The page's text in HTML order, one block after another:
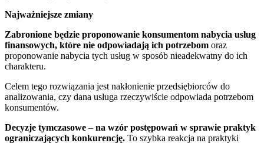
Najważniejsze zmiany
Zabronione będzie proponowanie konsumentom nabycia usług
finansowych, które nie odpowiadają ich potrzebom oraz
proponowanie nabycia tych usług w sposób nieadekwatny do ich
charakteru.
Celem tego rozwiązania jest nakłonienie przedsiębiorców do
analizowania, czy dana usługa rzeczywiście odpowiada potrzebom
konsumentów.
Decyzje tymczasowe – na wzór postępowań w sprawie praktyk
ograniczających konkurencję. To szybka reakcja na praktyki